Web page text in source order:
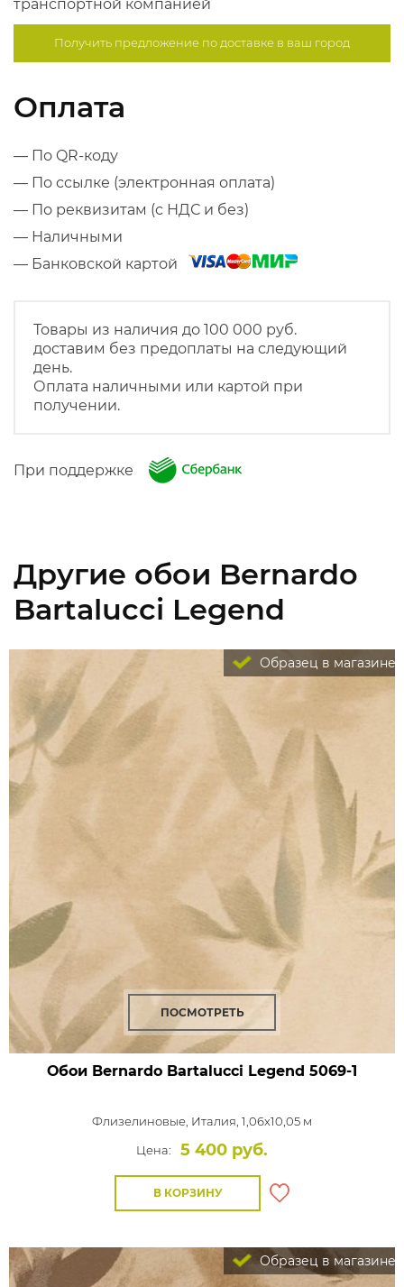
транспортной компанией
Получить предложение подоставке в ваш город
Оплата
— По QR-коду
— По ссылке (электронная оплата)
— По реквизитам (с НДС и без)
— Наличными
— Банковской картой
Товары из наличия до 100 000 руб.
доставим без предоплаты на следующий
день.
Оплата наличными или картой при
получении.
При поддержке
Другие обои Bernardo
Bartalucci Legend
Образец в магазине
ПОСМОТРЕТЬ
Обои Bernardo Bartalucci Legend 5069-1
Флизелиновые, Италия, 1,06x10,05 м
Цена:
5 400 руб.
В КОРЗИНУ
Образец в магазине